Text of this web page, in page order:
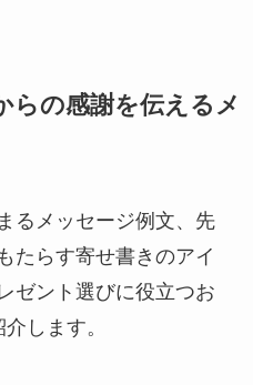
らの感謝を伝えるメ
るメッセージ例文、先
たらす寄せ書きのアイ
ゼント選びに役立つお
します。